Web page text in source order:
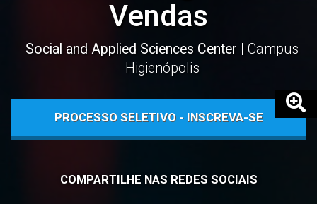
Vendas
Social and Applied Sciences Center
Campus
Higienópolis
PROCESSO SELETIVO - INSCREVA-SE
COMPARTILHE NAS REDES SOCIAIS